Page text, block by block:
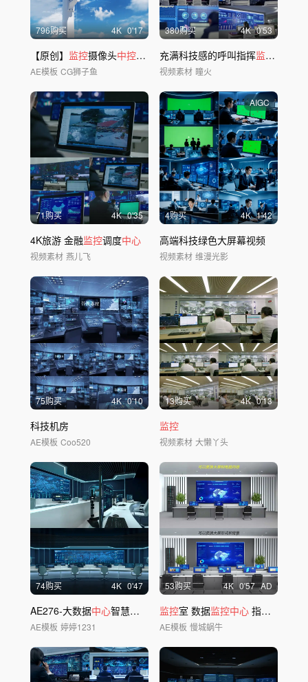
796购买 4K 0'17
【原创】 监控摄像头中控面板编辑AE模板
AE模板 CG狮子鱼
380购买 4K 0'53
充满科技感的呼叫指挥监控中心
视频素材 瞳火
71购买 4K 0'35
4K旅游 金融监控调度中心
视频素材 燕儿飞
AIGC
4购买 4K 1'42
高端科技绿色大屏幕视频
视频素材 维漫光影
75购买 4K 0'10
科技机房
AE模板 Coo520
13购买 4K 0'13
监控
视频素材 大懒丫头
74购买 4K 0'47
AE276-大数据中心智慧大屏
AE模板 婷婷1231
53购买 4K 0'57 AD
监控室 数据监控中心 指挥
AE模板 慢城蜗牛